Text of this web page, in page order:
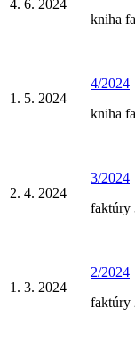
4. 6. 2024
kniha
1. 5. 2024
4/2024
kniha
2. 4. 2024
3/2024
faktúry
1. 3. 2024
2/2024
faktúry